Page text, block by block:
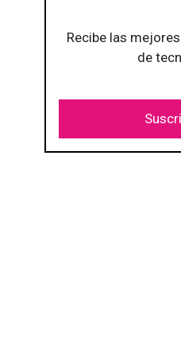
Recibe las
de